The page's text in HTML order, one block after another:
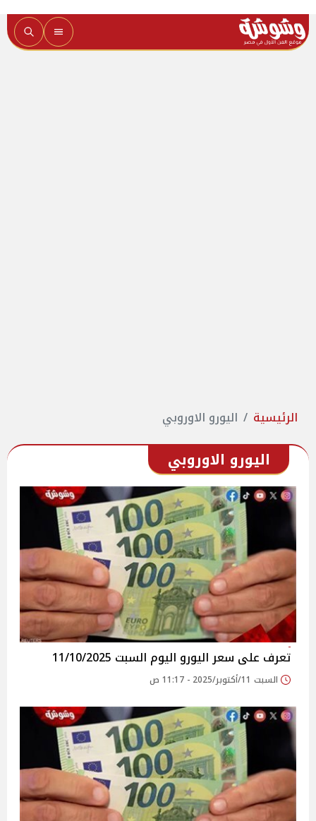
الرئيسية اليورو الاوروبي
اليورو الاوروبي
تعرف على سعر اليورو اليوم السبت 11/10/2025
السبت 11/أكتوبر/2025 - 11:17 ص